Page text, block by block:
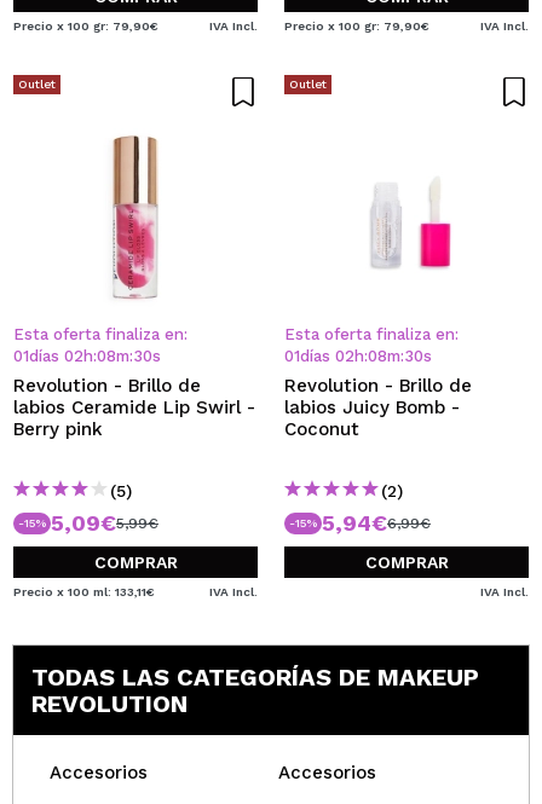
Precio x 100 gr: 79,90€ IVA Incl. Precio x 100 gr: 79,90€ IVA Incl.
Outlet
Esta oferta finaliza en:
01días 02 h:08m:30s
Revolution - Brillo de
labios Ceramide Lip Swirl -
Berry pink
(5)
-15% 5,09€5,99€
COMPRAR
Precio x 100 ml: 133,11€ IVA Incl.
Outlet
Esta oferta finaliza en:
01días 02 h:08m:30s
Revolution - Brillo de
labios Juicy Bomb -
Coconut
(2)
-15% 5,94€6,99€
COMPRAR
IVA Incl.
TODAS LAS CATEGORÍAS DE MAKEUP
REVOLUTION
Accesorios Accesorios